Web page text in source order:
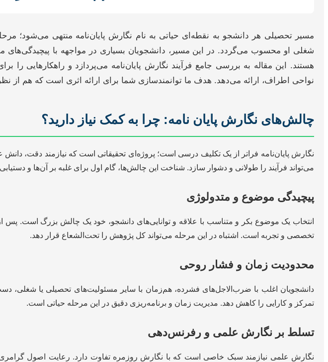
مسیر تحصیلی هر دانشجو به نقطه‌ای حیاتی به نام نگارش پایان‌نامه منتهی می‌شود؛
شغلی او محسوب می‌گردد. در این مسیر، دانشجویان بسیاری در مواجهه با پیچیدگی‌های
هستند. این مقاله به بررسی جامع فرآیند نگارش پایان‌نامه می‌پردازد و راهکارهایی
نواحی اطراف، ارائه می‌دهد. هدف ما توانمندسازی شما برای ارائه اثری است که هم از
چالش‌های نگارش پایان نامه: چرا به کمک نیاز دارید؟
نگارش پایان‌نامه فراتر از یک تکلیف درسی است؛ پروژه‌ای تحقیقاتی است که نیازمند دقت،
می‌تواند فرآیند را طولانی و دشوار سازد. شناخت این چالش‌ها، گام اول برای غلبه بر آن‌ها و
پیچیدگی موضوع و متدولوژی
انتخاب یک موضوع بکر و متناسب با علاقه و توانایی‌های دانشجو، خود یک چالش بزرگ است. پس
تخصصی و تجربه است. اشتباه در این مرحله می‌تواند کل پژوهش را تحت‌الشعاع قرار دهد.
محدودیت زمان و فشار روحی
دانشجویان اغلب با ضرب‌الاجل‌های فشرده، هم‌زمان با سایر مسئولیت‌های تحصیلی یا شغلی،
تمرکز و کارایی را کاهش دهد. مدیریت زمان و برنامه‌ریزی دقیق در این مرحله حیاتی است.
تسلط بر نگارش علمی و رفرنس‌دهی